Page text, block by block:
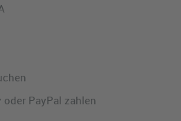
PayPal zahlen